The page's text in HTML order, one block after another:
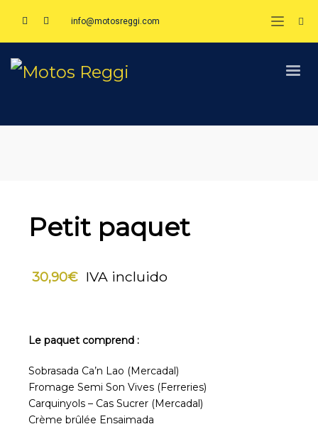
info@motosreggi.com
Petit paquet
30,90€ IVA incluido
Le paquet comprend :
Sobrasada Ca’n Lao (Mercadal)
Fromage Semi Son Vives (Ferreries)
Carquinyols – Cas Sucrer (Mercadal)
Crème brûlée Ensaimada